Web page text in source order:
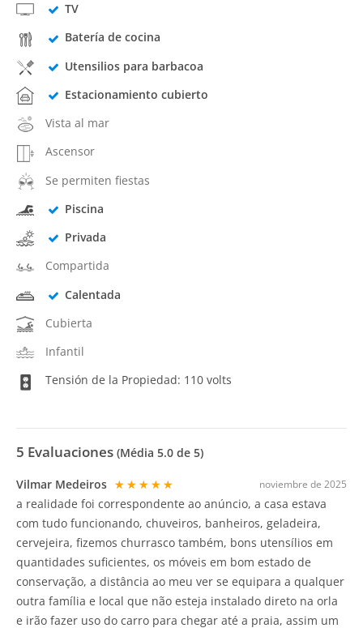
TV
Batería de cocina
Utensilios para barbacoa
Estacionamiento cubierto
Vista al mar
Ascensor
Se permiten fiestas
Piscina
Privada
Compartida
Calentada
Cubierta
Infantil
Tensión de la Propiedad: 110 volts
5 Evaluaciones (Média 5.0 de 5)
noviembre de 2025
Vilmar Medeiros ★★★★★
a realidade foi correspondente ao anúncio, a casa estava
com tudo funcionando, chuveiros, banheiros, geladeira,
cervejeira, fizemos churrasco também, bons utensílios em
quantidades suficientes, os móveis em bom estado de
conservação, a distância ao meu ver se equipara a qualquer
outra família e local que não esteja instalado direto na orla
e irão fazer uso do carro para chegar até a praia, assim um